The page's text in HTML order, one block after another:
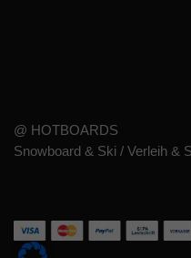
@ HOTBOARDS
Snowboard & Ski / Verleih &